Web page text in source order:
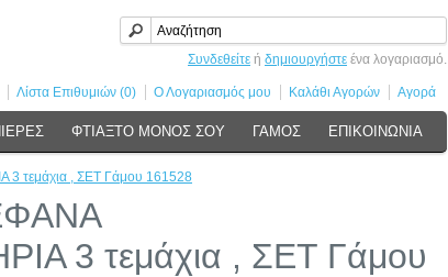
Συνδεθείτε ή δημιουργήστε ένα λογαριασμό.
Λίστα Επιθυμιών (0) Ο Λογαριασμός μου Καλάθι Αγορών Αγορά
ΦΤΙΑΞΤΟ ΜΟΝΟΣ ΣΟΥ ΓΑΜΟΣ ΕΠΙΚΟΙΝΩΝΙΑ
τεμάχια , ΣΕΤ Γάμου 161528
3 τεμάχια , ΣΕΤ Γάμου